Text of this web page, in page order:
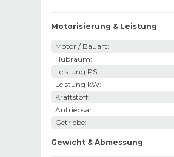
Motorisierung & Leistung
Motor / Bauart:
Hubraum:
Leistung PS:
Leistung kW:
Kraftstoff:
Antriebsart:
Getriebe:
Gewicht & Abmessung